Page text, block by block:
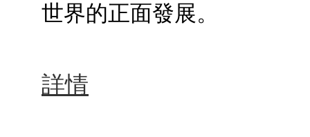
世界的正面發展。
詳情